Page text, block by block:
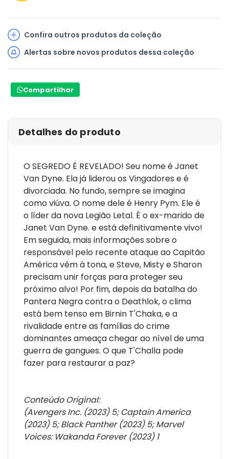
Confira outros produtos da coleção
Alertas sobre novos produtos dessa coleção
Compartilhar
Detalhes do produto
O SEGREDO É REVELADO! Seu nome é Janet
Van Dyne. Ela já liderou os Vingadores e é
divorciada. No fundo, sempre se imagina
como viúva. O nome dele é Henry Pym. Ele é
o líder da nova Legião Letal. É o ex-marido de
Janet Van Dyne. e está definitivamente vivo!
Em seguida, mais informações sobre o
responsável pelo recente ataque ao Capitão
América vêm à tona, e Steve, Misty e Sharon
precisam unir forças para proteger seu
próximo alvo! Por fim, depois da batalha do
Pantera Negra contra o Deathlok, o clima
está bem tenso em Birnin T'Chaka, e a
rivalidade entre as famílias do crime
dominantes ameaça chegar ao nível de uma
guerra de gangues. O que T'Challa pode
fazer para restaurar a paz?
Conteúdo Original:
(Avengers Inc. (2023) 5; Captain America
(2023) 5; Black Panther (2023) 5; Marvel
Voices: Wakanda Forever (2023) 1